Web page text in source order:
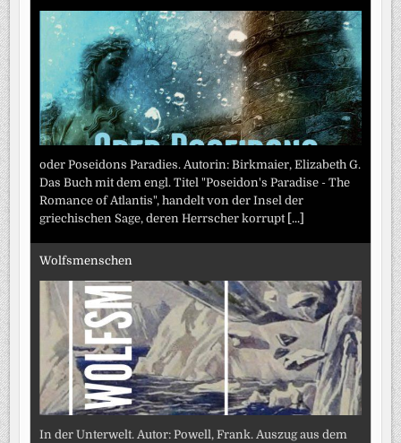
ENDLICH
HANDELN“-
KLAGE
ÜBER
„GRAVIERENDES
ELTERNVERSAGEN“
BEI
SOCIAL
MEDIA
oder Poseidons Paradies. Autorin: Birkmaier, Elizabeth G.
Das Buch mit dem engl. Titel "Poseidon's Paradise - The
Romance of Atlantis", handelt von der Insel der
griechischen Sage, deren Herrscher korrupt [...]
Wolfsmenschen
In der Unterwelt. Autor: Powell, Frank. Auszug aus dem